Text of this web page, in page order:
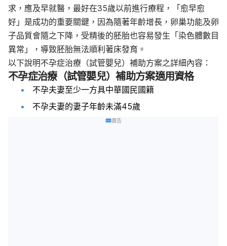
求，應及早就醫，最好在35歲以前進行療程，「愈早愈
好」是成功的重要關鍵，因為隨著年齡增長，卵巢功能及卵
子品質會隨之下降，受精後的胚胎也容易發生「染色體數目
異常」，導致胚胎無法順利著床發育。
以下說明不孕症治療（試管嬰兒）補助方案之詳細內容：
不孕症治療（試管嬰兒）補助方案適用資格
不孕夫妻至少一方具中華國民國籍
不孕夫妻的妻子年齡未滿45歲
廣告